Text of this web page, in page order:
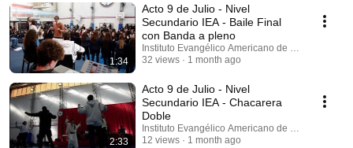
1:34
Acto 9 de Julio - Nivel
Secundario IEA - Baile Final
con Banda a pleno
Instituto Evangélico Americano de Villa del
32 views
1 month ago
2:33
Acto 9 de Julio - Nivel
Secundario IEA - Chacarera
Doble
Instituto Evangélico Americano de Villa del
12 views
1 month ago